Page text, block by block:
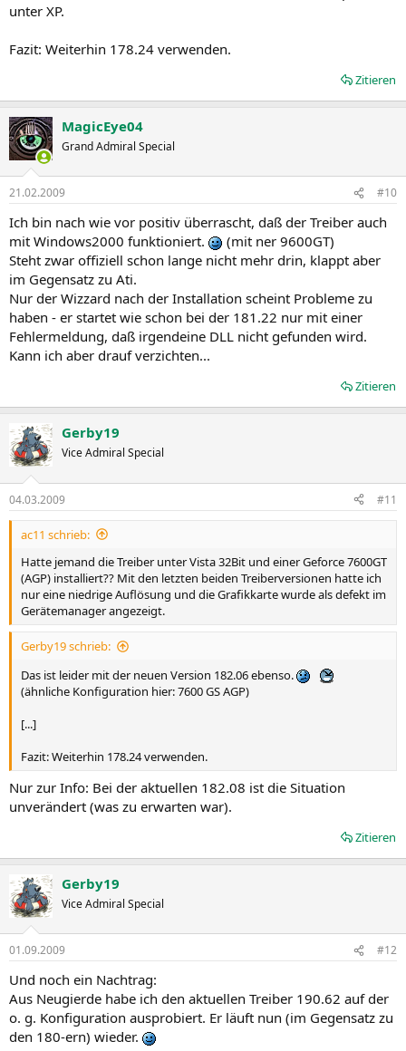
unter XP.
Fazit: Weiterhin 178.24 verwenden.
Zitieren
MagicEye04
Grand Admiral Special
21.02.2009 #10
Ich bin nach wie vor positiv überrascht, daß der Treiber auch
mit Windows2000 funktioniert.
(mit ner 9600GT)
Steht zwar offiziell schon lange nicht mehr drin, klappt aber
im Gegensatz zu Ati.
Nur der Wizzard nach der Installation scheint Probleme zu
haben - er startet wie schon bei der 181.22 nur mit einer
Fehlermeldung, daß irgendeine DLL nicht gefunden wird.
Kann ich aber drauf verzichten...
Zitieren
Gerby19
Vice Admiral Special
04.03.2009 #11
ac11 schrieb:
Hatte jemand die Treiber unter Vista 32Bit und einer Geforce 7600GT
(AGP) installiert?? Mit den letzten beiden Treiberversionen hatte ich
nur eine niedrige Auflösung und die Grafikkarte wurde als defekt im
Gerätemanager angezeigt.
Gerby19 schrieb:
Das ist leider mit der neuen Version 182.06 ebenso.
(ähnliche Konfiguration hier: 7600 GS AGP)
[...]
Fazit: Weiterhin 178.24 verwenden.
Nur zur Info: Bei der aktuellen 182.08 ist die Situation
unverändert (was zu erwarten war).
Zitieren
Gerby19
Vice Admiral Special
01.09.2009 #12
Und noch ein Nachtrag:
Aus Neugierde habe ich den aktuellen Treiber 190.62 auf der
o. g. Konfiguration ausprobiert. Er läuft nun (im Gegensatz zu
den 180-ern) wieder.